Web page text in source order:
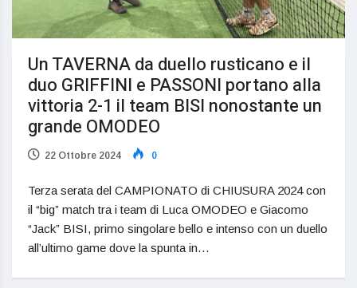
Un TAVERNA da duello rusticano e il
duo GRIFFINI e PASSONI portano alla
vittoria 2-1 il team BISI nonostante un
grande OMODEO
22 Ottobre 2024 0
Terza serata del CAMPIONATO di CHIUSURA 2024 con
il “big” match tra i team di Luca OMODEO e Giacomo
“Jack” BISI, primo singolare bello e intenso con un duello
all’ultimo game dove la spunta in…